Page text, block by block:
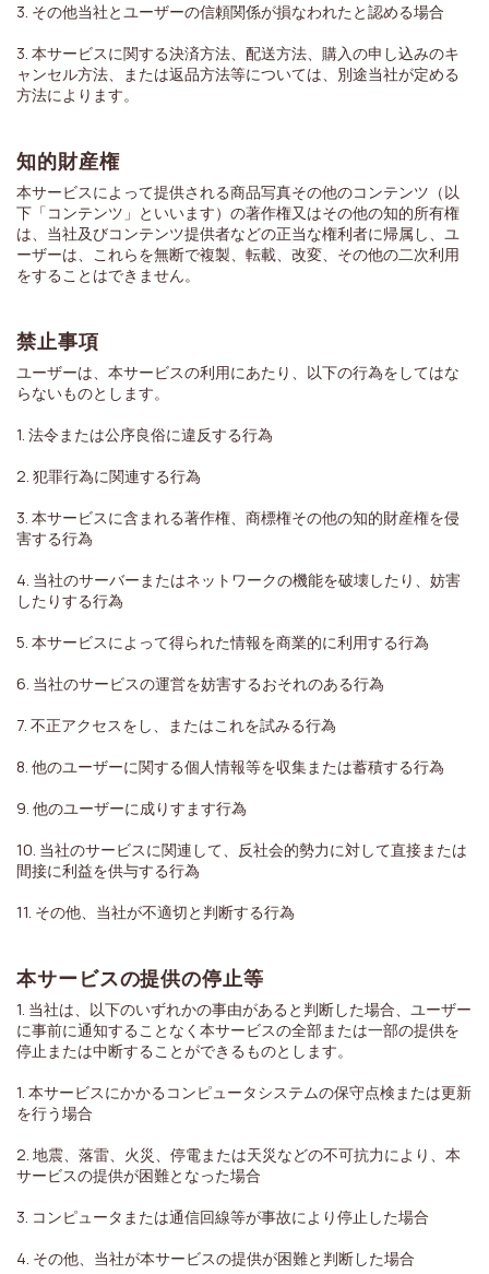
3. その他当社とユーザーの信頼関係が損なわれたと認める場合
3. 本サービスに関する決済方法、配送方法、購入の申し込みのキ
ャンセル方法、または返品方法等については、別途当社が定める
方法によります。
知的財産権
本サービスによって提供される商品写真その他のコンテンツ（以
下「コンテンツ」といいます）の著作権又はその他の知的所有権
は、当社及びコンテンツ提供者などの正当な権利者に帰属し、ユ
ーザーは、これらを無断で複製、転載、改変、その他の二次利用
をすることはできません。
禁止事項
ユーザーは、本サービスの利用にあたり、以下の行為をしてはな
らないものとします。
1. 法令または公序良俗に違反する行為
2. 犯罪行為に関連する行為
3. 本サービスに含まれる著作権、商標権その他の知的財産権を侵
害する行為
4. 当社のサーバーまたはネットワークの機能を破壊したり、妨害
したりする行為
5. 本サービスによって得られた情報を商業的に利用する行為
6. 当社のサービスの運営を妨害するおそれのある行為
7. 不正アクセスをし、またはこれを試みる行為
8. 他のユーザーに関する個人情報等を収集または蓄積する行為
9. 他のユーザーに成りすます行為
10. 当社のサービスに関連して、反社会的勢力に対して直接または
間接に利益を供与する行為
11. その他、当社が不適切と判断する行為
本サービスの提供の停止等
1. 当社は、以下のいずれかの事由があると判断した場合、ユーザー
に事前に通知することなく本サービスの全部または一部の提供を
停止または中断することができるものとします。
1. 本サービスにかかるコンピュータシステムの保守点検または更新
を行う場合
2. 地震、落雷、火災、停電または天災などの不可抗力により、本
サービスの提供が困難となった場合
3. コンピュータまたは通信回線等が事故により停止した場合
4. その他、当社が本サービスの提供が困難と判断した場合